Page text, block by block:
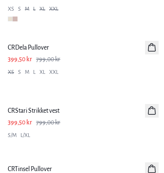
XS S M L XL XXL
CRDela Pullover
399,50 kr 799,00 kr
XS S M L XL XXL
CRStari Strikket vest
399,50 kr 799,00 kr
S/M L/XL
CRTinsel Pullover